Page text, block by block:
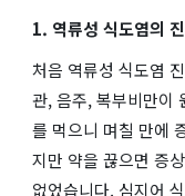
1. 역류성 식도염의
처음 역류성 식도염
관, 음주, 복부비만이
를 먹으니 며칠 만에
지만 약을 끊으면 증
없었습니다. 심지어